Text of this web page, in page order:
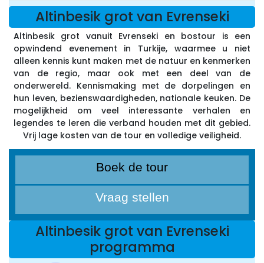
Altinbesik grot van Evrenseki
Altinbesik grot vanuit Evrenseki en bostour is een
opwindend evenement in Turkije, waarmee u niet
alleen kennis kunt maken met de natuur en kenmerken
van de regio, maar ook met een deel van de
onderwereld. Kennismaking met de dorpelingen en
hun leven, bezienswaardigheden, nationale keuken. De
mogelijkheid om veel interessante verhalen en
legendes te leren die verband houden met dit gebied.
Vrij lage kosten van de tour en volledige veiligheid.
Boek de tour
Vraag stellen
Altinbesik grot van Evrenseki
programma